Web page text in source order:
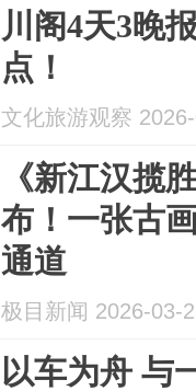
川阁4天3晚
点！
文化旅游观察
《新江汉揽
布！一张古
通道
极目新闻 2026-03-
以车为舟 与